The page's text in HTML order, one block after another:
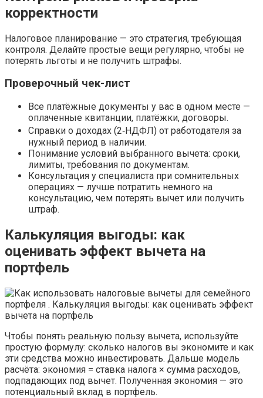
корректности
Налоговое планирование — это стратегия, требующая
контроля. Делайте простые вещи регулярно, чтобы не
потерять льготы и не получить штрафы.
Проверочный чек-лист
Все платёжные документы у вас в одном месте —
оплаченные квитанции, платёжки, договоры.
Справки о доходах (2‑НДФЛ) от работодателя за
нужный период в наличии.
Понимание условий выбранного вычета: сроки,
лимиты, требования по документам.
Консультация у специалиста при сомнительных
операциях — лучше потратить немного на
консультацию, чем потерять вычет или получить
штраф.
Калькуляция выгоды: как
оценивать эффект вычета на
портфель
Чтобы понять реальную пользу вычета, используйте
простую формулу: сколько налогов вы экономите и как
эти средства можно инвестировать. Дальше модель
расчёта: экономия = ставка налога × сумма расходов,
подпадающих под вычет. Полученная экономия — это
потенциальный вклад в портфель.